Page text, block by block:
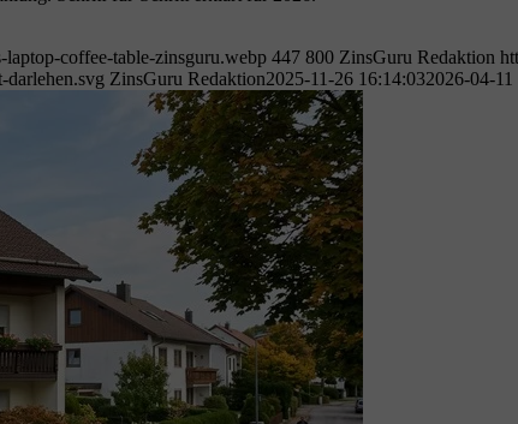
coffee-table-zinsguru.webp 447 800 ZinsGuru Redaktion
ZinsGuru Redaktion2025-11-26 16:14:032026-04-